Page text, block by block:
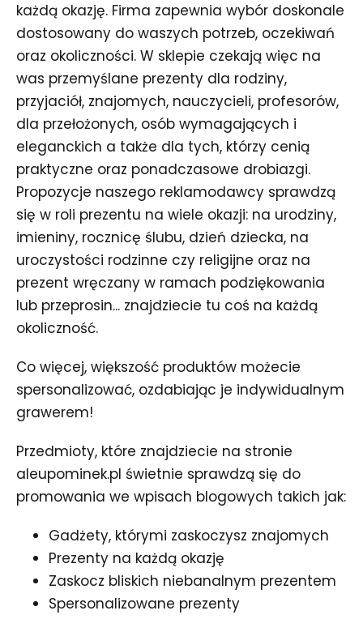
każdą okazję. Firma zapewnia wybór doskonale
dostosowany do waszych potrzeb, oczekiwań
oraz okoliczności. W sklepie czekają więc na
was przemyślane prezenty dla rodziny,
przyjaciół, znajomych, nauczycieli, profesorów,
dla przełożonych, osób wymagających i
eleganckich a także dla tych, którzy cenią
praktyczne oraz ponadczasowe drobiazgi.
Propozycje naszego reklamodawcy sprawdzą
się w roli prezentu na wiele okazji: na urodziny,
imieniny, rocznicę ślubu, dzień dziecka, na
uroczystości rodzinne czy religijne oraz na
prezent wręczany w ramach podziękowania
lub przeprosin... znajdziecie tu coś na każdą
okoliczność.
Co więcej, większość produktów możecie
spersonalizować, ozdabiając je indywidualnym
grawerem!
Przedmioty, które znajdziecie na stronie
aleupominek.pl świetnie sprawdzą się do
promowania we wpisach blogowych takich jak:
Gadżety, którymi zaskoczysz znajomych
Prezenty na każdą okazję
Zaskocz bliskich niebanalnym prezentem
Spersonalizowane prezenty